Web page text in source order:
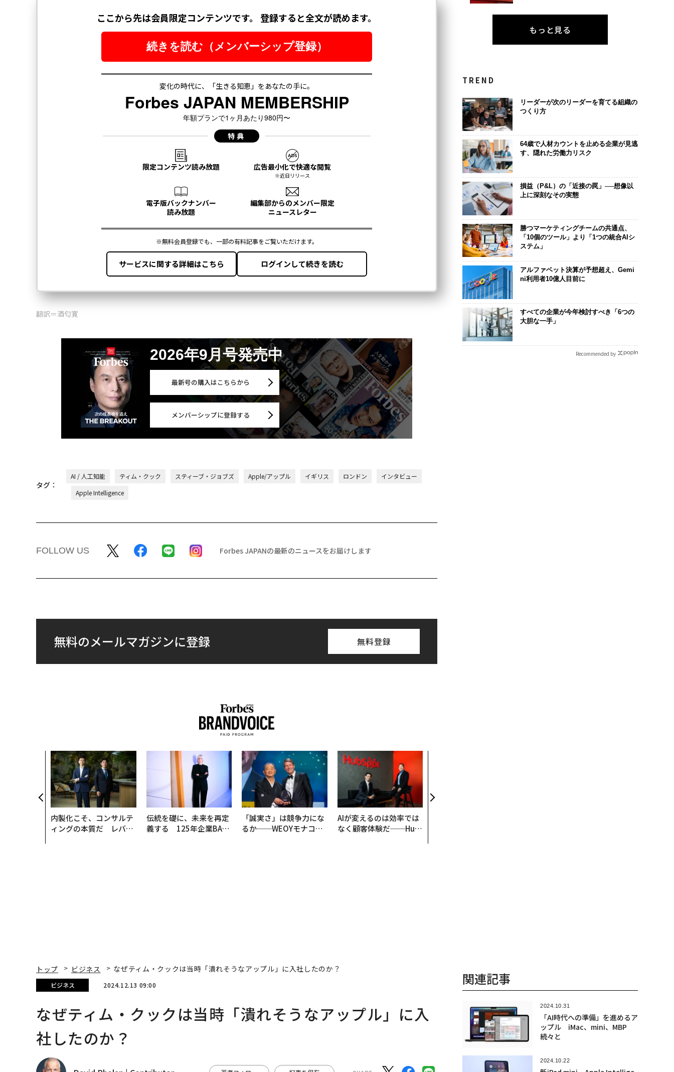
翻訳＝酒匂寛
2026年9月号発売中
最新号の購入はこちらから
メンバーシップに登録する
タグ：
AI / 人工知能 ティム・クック スティーブ・ジョブズ Apple/アップル イギリス ロンドン
インタビュー
Apple Intelligence
FOLLOW US Forbes JAPANの最新のニュースをお届けします
無料のメールマガジンに登録 無料登録
内製化こそ、コンサルテ
ィングの本質だ レバレ
伝統を礎に、未来を再定
義する 125年企業BAT
「誠実さ」は競争力にな
るか──WEOYモナコで
AIが変えるのは効率では
なく顧客体験だ──Hub
もっと見る
TREND
リーダーが次のリーダーを育てる組織の
つくり方
64歳で人材カウントを止める企業が見逃
す、隠れた労働力リスク
損益（P&L）の「近接の罠」──想像以
上に深刻なその実態
勝つマーケティングチームの共通点、
「10個のツール」より「1つの統合AIシ
ステム」
アルファベット決算が予想超え、Gemi
ni利用者10億人目前に
すべての企業が今年検討すべき「6つの
大胆な一手」
Recommended by
トップ ビジネス なぜティム・クックは当時「潰れそうなアップル」に入社したのか？
ビジネス 2024.12.13 09:00
なぜティム・クックは当時「潰れそうなアップル」に入
社したのか？
関連記事
2024.10.31
「AI時代への準備」を進めるア
ップル iMac、mini、MBP
続々と
2024.10.22